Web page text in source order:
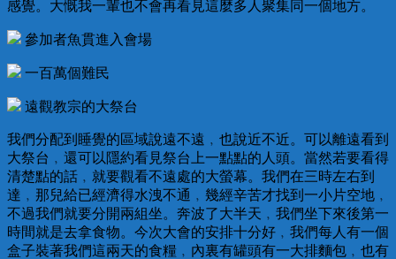
感覺。大慨我一輩也不會再看見這麼多人聚集同一個地方。
參加者魚貫進入會場
一百萬個難民
遠觀教宗的大祭台
我們分配到睡覺的區域說遠不遠﹐也說近不近。可以離遠看到
大祭台﹐還可以隱約看見祭台上一點點的人頭。當然若要看得
清楚點的話﹐就要觀看不遠處的大螢幕。我們在三時左右到
達﹐那兒給已經濟得水洩不通﹐幾經辛苦才找到一小片空地﹐
不過我們就要分開兩組坐。奔波了大半天﹐我們坐下來後第一
時間就是去拿食物。今次大會的安排十分好﹐我們每人有一個
盒子裝著我們這兩天的食糧﹐內裏有罐頭有一大排麵包﹐也有